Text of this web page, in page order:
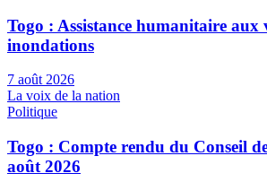
Togo : Assistance humanitaire aux
inondations
7 août 2026
La voix de la nation
Politique
Togo : Compte rendu du Conseil
août 2026